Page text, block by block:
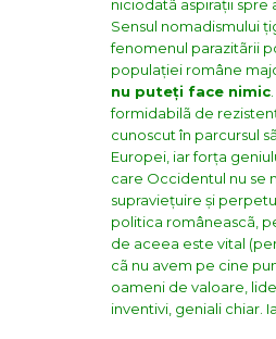
niciodatã aspirații spre
Sensul nomadismului
fenomenul parazitãrii
populației române
nu puteți face nimic
formidabilã de
cunoscut în parcursul
Europei, iar forța
care Occidentul nu se
supraviețuire și
politica româneascã,
de aceea este vital
cã nu avem pe cine
oameni de valoare,
inventivi, geniali chiar.